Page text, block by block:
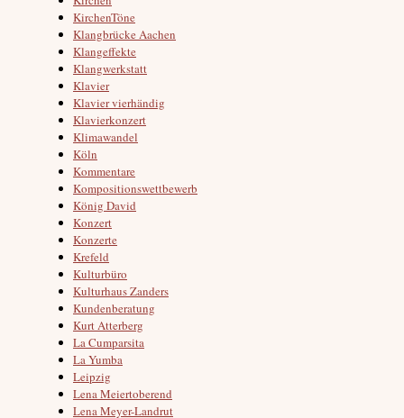
KirchenTöne
Klangbrücke Aachen
Klangeffekte
Klangwerkstatt
Klavier
Klavier vierhändig
Klavierkonzert
Klimawandel
Köln
Kommentare
Kompositionswettbewerb
König David
Konzert
Konzerte
Krefeld
Kulturbüro
Kulturhaus Zanders
Kundenberatung
Kurt Atterberg
La Cumparsita
La Yumba
Leipzig
Lena Meiertoberend
Lena Meyer-Landrut